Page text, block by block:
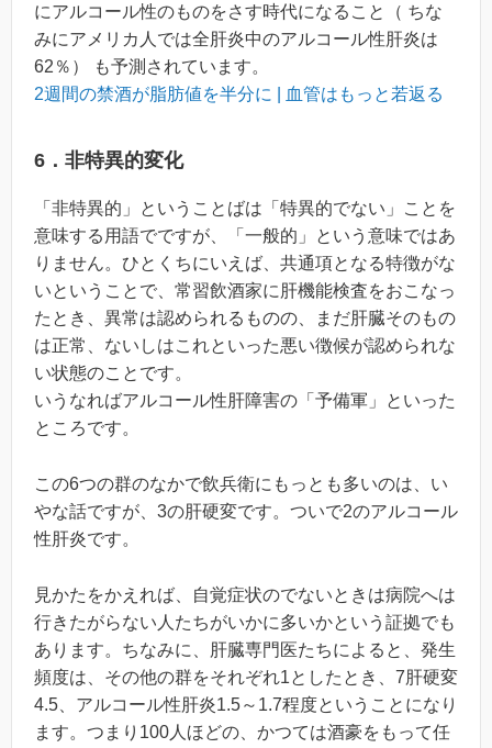
にアルコール性のものをさす時代になること（ ちな
みにアメリカ人では全肝炎中のアルコール性肝炎は
62％） も予測されています。
2週間の禁酒が脂肪値を半分に | 血管はもっと若返る
6．非特異的変化
「非特異的」ということばは「特異的でない」ことを
意味する用語でですが、「一般的」という意味ではあ
りません。ひとくちにいえば、共通項となる特徴がな
いということで、常習飲酒家に肝機能検査をおこなっ
たとき、異常は認められるものの、まだ肝臓そのもの
は正常、ないしはこれといった悪い徴候が認められな
い状態のことです。
いうなればアルコール性肝障害の「予備軍」といった
ところです。
この6つの群のなかで飲兵衛にもっとも多いのは、い
やな話ですが、3の肝硬変です。ついで2のアルコール
性肝炎です。
見かたをかえれば、自覚症状のでないときは病院へは
行きたがらない人たちがいかに多いかという証拠でも
あります。ちなみに、肝臓専門医たちによると、発生
頻度は、その他の群をそれぞれ1としたとき、7肝硬変
4.5、アルコール性肝炎1.5～1.7程度ということになり
ます。つまり100人ほどの、かつては酒豪をもって任